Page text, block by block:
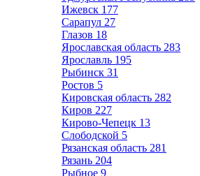
Ижевск 177
Сарапул 27
Глазов 18
Ярославская область 283
Ярославль 195
Рыбинск 31
Ростов 5
Кировская область 282
Киров 227
Кирово-Чепецк 13
Слободской 5
Рязанская область 281
Рязань 204
Рыбное 9